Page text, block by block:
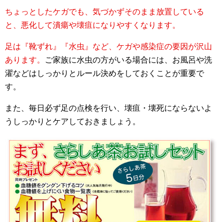
ちょっとしたケガでも、気づかずそのまま放置している
と、悪化して潰瘍や壊疽になりやすくなります。
足は『靴ずれ』『水虫』など、ケガや感染症の要因が沢山
あります。
ご家族に水虫の方がいる場合には、お風呂や洗
濯などはしっかりとルール決めをしておくことが重要で
す。
また、毎日必ず足の点検を行い、壊疽・壊死にならないよ
うしっかりとケアしておきましょう。